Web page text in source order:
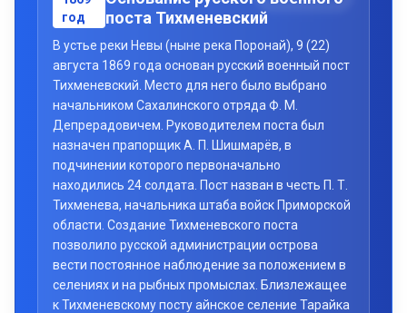
год
поста Тихменевский
В устье реки Невы (ныне река Поронай), 9 (22)
августа 1869 года основан русский военный пост
Тихменевский. Место для него было выбрано
начальником Сахалинского отряда Ф. М.
Депрерадовичем. Руководителем поста был
назначен прапорщик А. П. Шишмарёв, в
подчинении которого первоначально
находились 24 солдата. Пост назван в честь П. Т.
Тихменева, начальника штаба войск Приморской
области. Создание Тихменевского поста
позволило русской администрации острова
вести постоянное наблюдение за положением в
селениях и на рыбных промыслах. Близлежащее
к Тихменевскому посту айнское селение Тарайка